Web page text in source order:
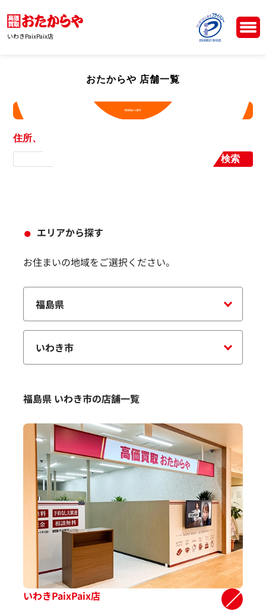
いわきPaixPaix店
おたからや 店舗一覧
現在地から探す
住所、店舗名から探す
検索
エリアから探す
お住まいの地域をご選択ください。
福島県 いわき市の店舗一覧
いわきPaixPaix店